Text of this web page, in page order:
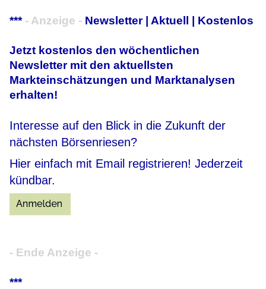
*** - Anzeige - Newsletter | Aktuell | Kostenlos
Jetzt kostenlos den wöchentlichen
Newsletter mit den aktuellsten
Markteinschätzungen und Marktanalysen
erhalten!
Interesse auf den Blick in die Zukunft der
nächsten Börsenriesen?
Hier einfach mit Email registrieren! Jederzeit
kündbar.
- Ende Anzeige -
***